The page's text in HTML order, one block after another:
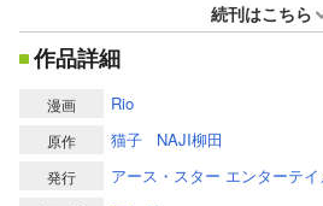
続刊はこちら
作品詳細
漫画 Rio
原作 猫子 NAJI柳田
発行 アース・スター エンターテイ